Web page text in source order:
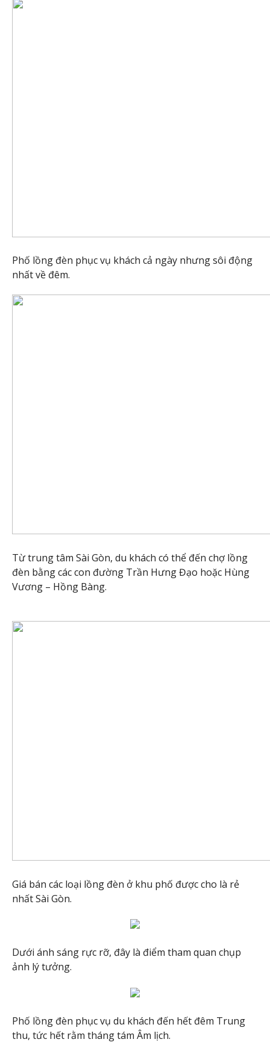
Phố lồng đèn phục vụ khách cả ngày nhưng sôi động
nhất về đêm.
Từ trung tâm Sài Gòn, du khách có thể đến chợ lồng
đèn bằng các con đường Trần Hưng Đạo hoặc Hùng
Vương – Hồng Bàng.
Giá bán các loại lồng đèn ở khu phố được cho là rẻ
nhất Sài Gòn.
Dưới ánh sáng rực rỡ, đây là điểm tham quan chụp
ảnh lý tưởng.
Phố lồng đèn phục vụ du khách đến hết đêm Trung
thu, tức hết rằm tháng tám Âm lịch.